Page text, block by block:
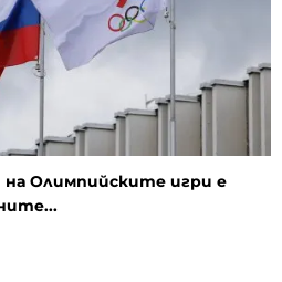
Олимпийските игри е